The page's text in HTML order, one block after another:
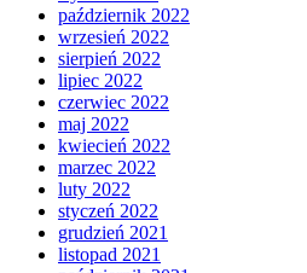
październik 2022
wrzesień 2022
sierpień 2022
lipiec 2022
czerwiec 2022
maj 2022
kwiecień 2022
marzec 2022
luty 2022
styczeń 2022
grudzień 2021
listopad 2021